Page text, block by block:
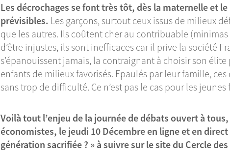
Les décrochages se font très tôt, dès la maternelle et
prévisibles. Les garçons, surtout ceux issus de milieux
que les autres. Ils coûtent cher au contribuable
d’être injustes, ils sont inefficaces car il prive la société
s’épanouissent jamais, la contraignant à choisir son
enfants de milieux favorisés. Epaulés par leur famille,
sans trop de difficulté. Ce n’est pas le cas pour les
Voilà tout l’enjeu de la journée de débats ouvert à
économistes, le jeudi 10 Décembre en ligne et en
génération sacrifiée ? » à suivre sur le site du Cercle